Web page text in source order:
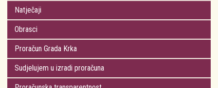
Natječaji
Obrasci
Proračun Grada Krka
Sudjelujem u izradi proračuna